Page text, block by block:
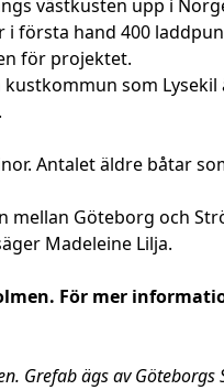
västkusten upp i
hand 400
för projektet.
som
Antalet äldre båtar
Göteborg och
Madeleine Lilja.
För mer
Grefab ägs av